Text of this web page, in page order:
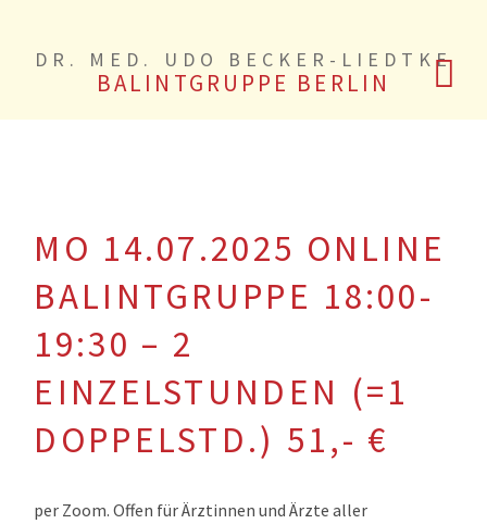
DR. MED. UDO BECKER-LIEDTKE
BALINTGRUPPE BERLIN
MO 14.07.2025 ONLINE
BALINTGRUPPE 18:00-
19:30 – 2
EINZELSTUNDEN (=1
DOPPELSTD.) 51,- €
per Zoom. Offen für Ärztinnen und Ärzte aller